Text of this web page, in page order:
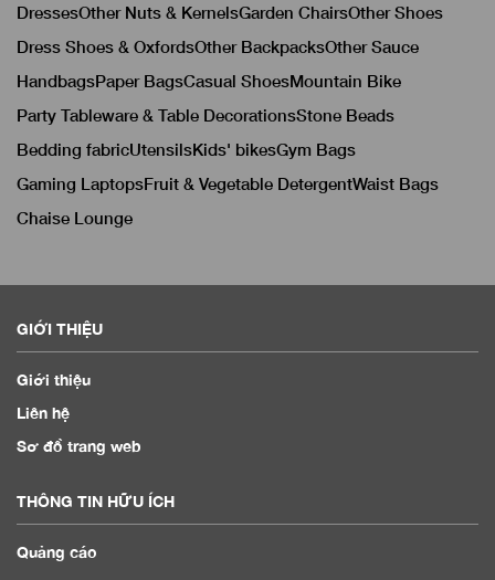
DressesOther Nuts & KernelsGarden ChairsOther Shoes
Dress Shoes & OxfordsOther BackpacksOther Sauce
HandbagsPaper BagsCasual ShoesMountain Bike
Party Tableware & Table DecorationsStone Beads
Bedding fabricUtensilsKids' bikesGym Bags
Gaming LaptopsFruit & Vegetable DetergentWaist Bags
Chaise Lounge
GIỚI THIỆU
Giới thiệu
Liên hệ
Sơ đồ trang web
THÔNG TIN HỮU ÍCH
Quảng cáo